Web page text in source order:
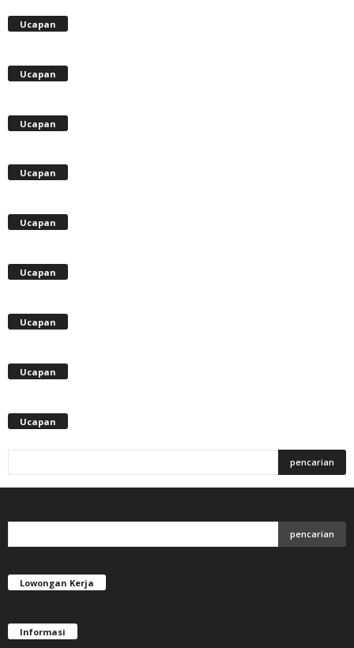
Ucapan
Ucapan
Ucapan
Ucapan
Ucapan
Ucapan
Ucapan
Ucapan
Ucapan
Lowongan Kerja
Informasi